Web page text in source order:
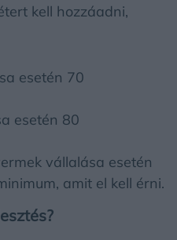
kell hozzáadni,
esetén 70
esetén 80
vállalása esetén
amit el kell érni.